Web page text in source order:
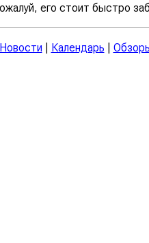
его стоит быстро
Новости Календарь